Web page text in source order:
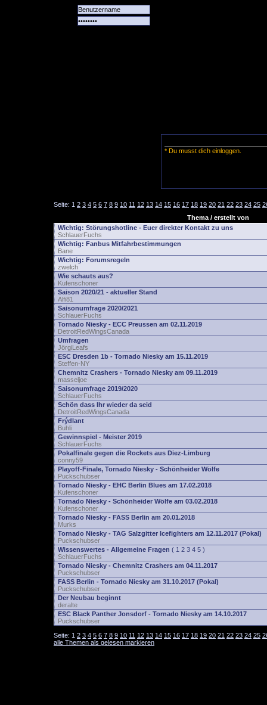
* Du musst dich einloggen.
Seite: 1 2 3 4 5 6 7 8 9 10 11 12 13 14 15 16 17 18 19 20 21 22 23 24 25
Thema / erstellt von
Wichtig: Störungshotline - Euer direkter Kontakt zu uns
SchlauerFuchs
Wichtig: Fanbus Mitfahrbestimmungen
Bane
Wichtig: Forumsregeln
zwelch
Wie schauts aus?
Kufenschoner
Saison 2020/21 - aktueller Stand
Alfi81
Saisonumfrage 2020/2021
SchlauerFuchs
Tornado Niesky - ECC Preussen am 02.11.2019
DetroitRedWingsCanada
Umfragen
JörgiLeafs
ESC Dresden 1b - Tornado Niesky am 15.11.2019
Steffen-NY
Chemnitz Crashers - Tornado Niesky am 09.11.2019
masseljoe
Saisonumfrage 2019/2020
SchlauerFuchs
Schön dass Ihr wieder da seid
DetroitRedWingsCanada
Frýdlant
Buhli
Gewinnspiel - Meister 2019
SchlauerFuchs
Pokalfinale gegen die Rockets aus Diez-Limburg
conny59
Playoff-Finale, Tornado Niesky - Schönheider Wölfe
Puckschubser
Tornado Niesky - EHC Berlin Blues am 17.02.2018
Kufenschoner
Tornado Niesky - Schönheider Wölfe am 03.02.2018
Kufenschoner
Tornado Niesky - FASS Berlin am 20.01.2018
Murks
Tornado Niesky - TAG Salzgitter Icefighters am 12.11.2017 (Pokal)
Puckschubser
Wissenswertes - Allgemeine Fragen ( 1 2 3 4 5 )
SchlauerFuchs
Tornado Niesky - Chemnitz Crashers am 04.11.2017
Puckschubser
FASS Berlin - Tornado Niesky am 31.10.2017 (Pokal)
Puckschubser
Der Neubau beginnt
deralte
ESC Black Panther Jonsdorf - Tornado Niesky am 14.10.2017
Puckschubser
Seite: 1 2 3 4 5 6 7 8 9 10 11 12 13 14 15 16 17 18 19 20 21 22 23 24 25
alle Themen als gelesen markieren